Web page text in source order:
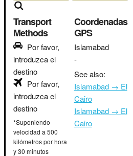
Transport
Methods
Por favor,
introduzca el
destino
Por favor,
introduzca el
destino
*Suponiendo
velocidad a 500
kilómetros por hora
y 30 minutos
Coordenadas
GPS
Islamabad
-
See also:
Islamabad → El
Cairo
Islamabad → El
Cairo